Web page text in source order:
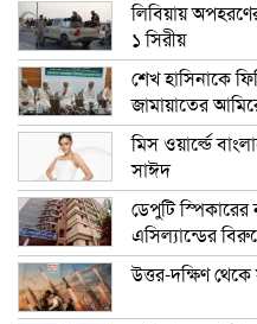
লিবিয়ায়
১ সিরীয়
শেখ হাসিনাকে
জামায়াতের
মিস ওয়ার্ল্ডে
সাঈদ
ডেপুটি স্পিকারের
এসিল্যান্ডের
উত্তর-দক্ষিণ